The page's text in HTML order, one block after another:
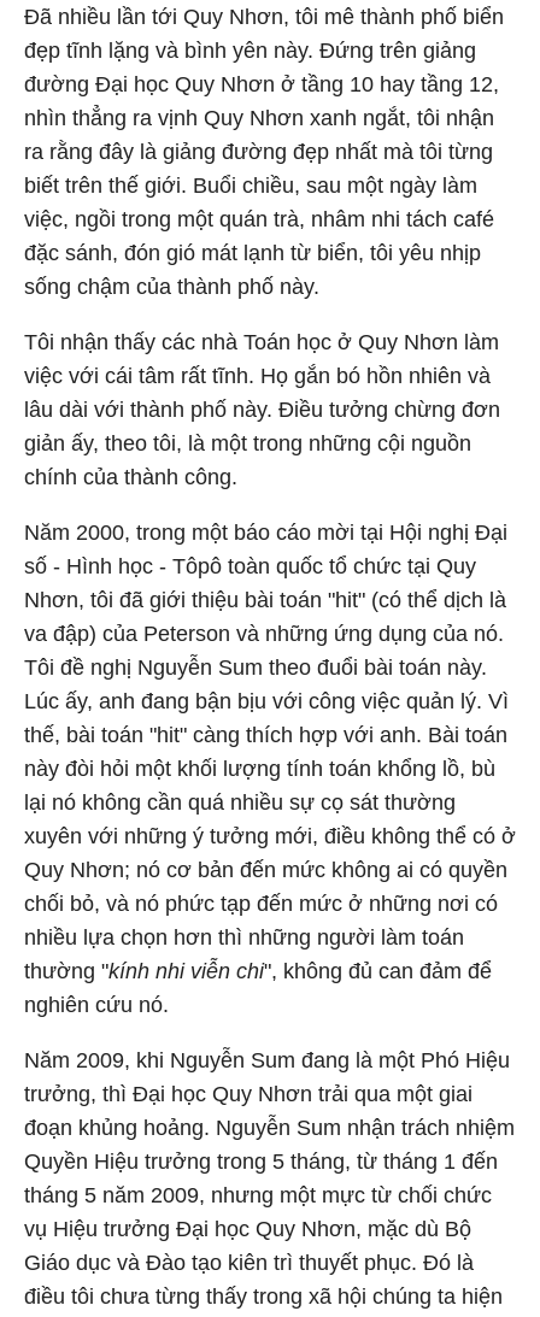
Đã nhiều lần tới Quy Nhơn, tôi mê thành phố biển
đẹp tĩnh lặng và bình yên này. Đứng trên giảng
đường Đại học Quy Nhơn ở tầng 10 hay tầng 12,
nhìn thẳng ra vịnh Quy Nhơn xanh ngắt, tôi nhận
ra rằng đây là giảng đường đẹp nhất mà tôi từng
biết trên thế giới. Buổi chiều, sau một ngày làm
việc, ngồi trong một quán trà, nhâm nhi tách café
đặc sánh, đón gió mát lạnh từ biển, tôi yêu nhịp
sống chậm của thành phố này.
Tôi nhận thấy các nhà Toán học ở Quy Nhơn làm
việc với cái tâm rất tĩnh. Họ gắn bó hồn nhiên và
lâu dài với thành phố này. Điều tưởng chừng đơn
giản ấy, theo tôi, là một trong những cội nguồn
chính của thành công.
Năm 2000, trong một báo cáo mời tại Hội nghị Đại
số - Hình học - Tôpô toàn quốc tổ chức tại Quy
Nhơn, tôi đã giới thiệu bài toán "hit" (có thể dịch là
va đập) của Peterson và những ứng dụng của nó.
Tôi đề nghị Nguyễn Sum theo đuổi bài toán này.
Lúc ấy, anh đang bận bịu với công việc quản lý. Vì
thế, bài toán "hit" càng thích hợp với anh. Bài toán
này đòi hỏi một khối lượng tính toán khổng lồ, bù
lại nó không cần quá nhiều sự cọ sát thường
xuyên với những ý tưởng mới, điều không thể có ở
Quy Nhơn; nó cơ bản đến mức không ai có quyền
chối bỏ, và nó phức tạp đến mức ở những nơi có
nhiều lựa chọn hơn thì những người làm toán
thường "kính nhi viễn chi", không đủ can đảm để
nghiên cứu nó.
Năm 2009, khi Nguyễn Sum đang là một Phó Hiệu
trưởng, thì Đại học Quy Nhơn trải qua một giai
đoạn khủng hoảng. Nguyễn Sum nhận trách nhiệm
Quyền Hiệu trưởng trong 5 tháng, từ tháng 1 đến
tháng 5 năm 2009, nhưng một mực từ chối chức
vụ Hiệu trưởng Đại học Quy Nhơn, mặc dù Bộ
Giáo dục và Đào tạo kiên trì thuyết phục. Đó là
điều tôi chưa từng thấy trong xã hội chúng ta hiện